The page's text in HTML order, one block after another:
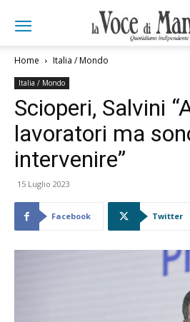
Home Italia / Mondo
Italia / Mondo
Scioperi, Salvini
lavoratori ma
intervenire”
15 Luglio 2023
Facebook Twitter